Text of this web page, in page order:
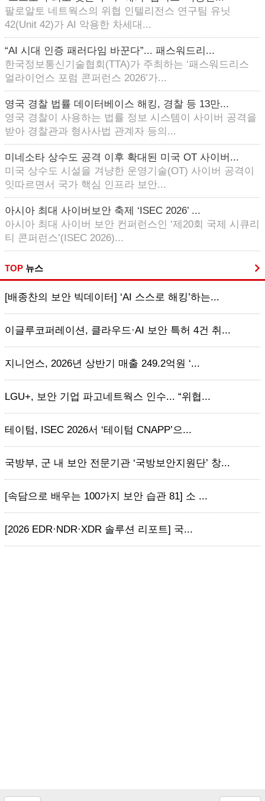
팔로알토 네트웍스의 위협 인텔리전스 연구팀 유닛
42(Unit 42)가 AI 악용한 차세대...
“AI 시대 인증 패러다임 바꾼다”... 패스워드리...
한국정보통신기술협회(TTA)가 주최하는 ‘패스워드리스
얼라이언스 포럼 콘퍼런스 2026’가...
영국 경찰 법률 데이터베이스 해킹, 경찰 등 13만...
영국 경찰이 사용하는 법률 정보 시스템이 사이버 공격을
받아 경찰관과 형사사법 관계자 등의...
미네소타 상수도 공격 이후 확대된 미국 OT 사이버...
미국 상수도 시설을 겨냥한 운영기술(OT) 사이버 공격이
잇따르면서 국가 핵심 인프라 보안...
아시아 최대 사이버보안 축제 ‘ISEC 2026’ ...
아시아 최대 사이버 보안 컨퍼런스인 ‘제20회 국제 시큐리
티 콘퍼런스’(ISEC 2026)...
TOP 뉴스
[배종찬의 보안 빅데이터] ‘AI 스스로 해킹’하는...
이글루코퍼레이션, 클라우드·AI 보안 특허 4건 취...
지니언스, 2026년 상반기 매출 249.2억원 ‘...
LGU+, 보안 기업 파고네트웍스 인수... “위협...
테이텀, ISEC 2026서 ‘테이텀 CNAPP’으...
국방부, 군 내 보안 전문기관 ‘국방보안지원단’ 창...
[속담으로 배우는 100가지 보안 습관 81] 소 ...
[2026 EDR·NDR·XDR 솔루션 리포트] 국...